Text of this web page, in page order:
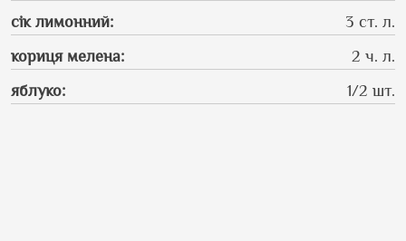
сік лимонний:
3 ст. л.
кориця мелена:
2 ч. л.
яблуко: 1/2 шт.